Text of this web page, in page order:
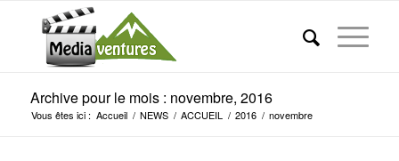
Archive pour le mois : novembre, 2016
Vous êtes ici : Accueil / NEWS / ACCUEIL / 2016 / novembre